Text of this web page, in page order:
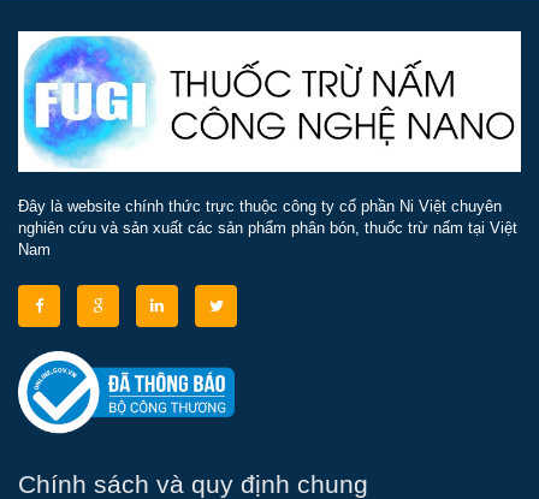
Đây là website chính thức trực thuộc công ty cổ phần Ni Việt chuyên
nghiên cứu và sản xuất các sản phẩm phân bón, thuốc trừ nấm tại Việt
Nam
Chính sách và quy định chung